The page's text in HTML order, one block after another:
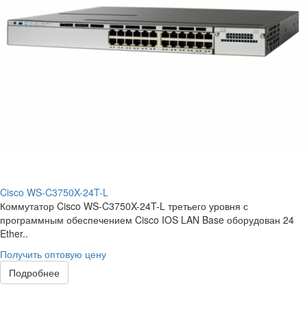
Cisco WS-C3750X-24T-L
Коммутатор Cisco WS-C3750X-24T-L третьего уровня с
программным обеспечением Cisco IOS LAN Base оборудован 24
Ether..
Получить оптовую цену
Подробнее